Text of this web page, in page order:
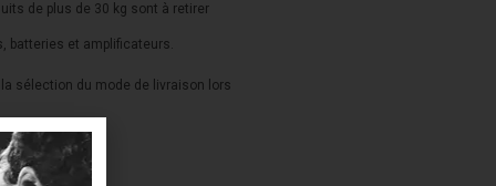
de plus de 30 kg sont à retirer
batteries et amplificateurs.
sélection du mode de livraison lors